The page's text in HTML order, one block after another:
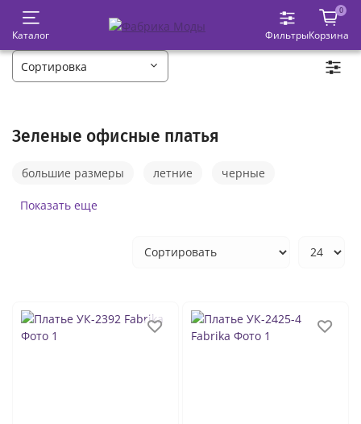
Каталог Фильтры
0
Корзина
Зеленые офисные платья
большие размеры летние
черные
деловые
Показать еще